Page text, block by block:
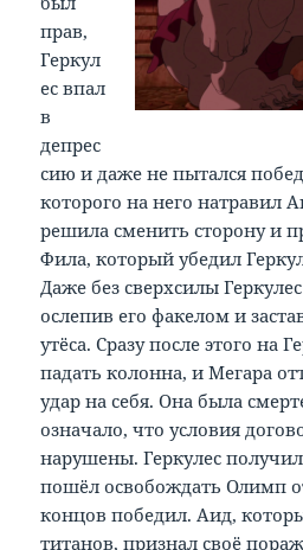
прав,
Геркул
ес впал
в
депрес
сию и даже не пытался
которого на него натравил
решила сменить сторону и
Фила, который убедил
Даже без сверхсилы
ослепив его факелом и
утёса. Сразу после этого на
падать колонна, и Мегара
удар на себя. Она была
означало, что условия
нарушены. Геркулес
пошёл освобождать Олимп
концов победил. Аид,
титанов, признал своё